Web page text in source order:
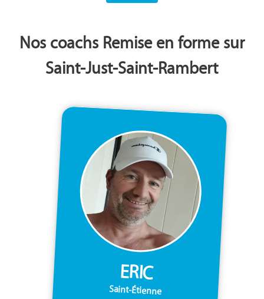
Nos coachs Remise en forme sur
Saint-Just-Saint-Rambert
ERIC
Saint-Étienne